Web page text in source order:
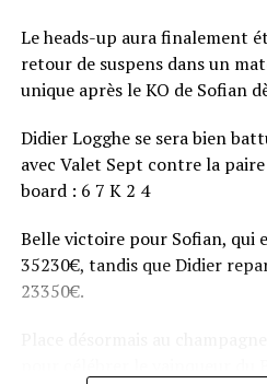
Le heads-up aura finalement
retour de suspens dans un
unique après le KO de Sofian
Didier Logghe se sera bien
avec Valet Sept contre la paire
board : 6 7 K 2 4
Belle victoire pour Sofian, qui
35230€, tandis que Didier
23350€.